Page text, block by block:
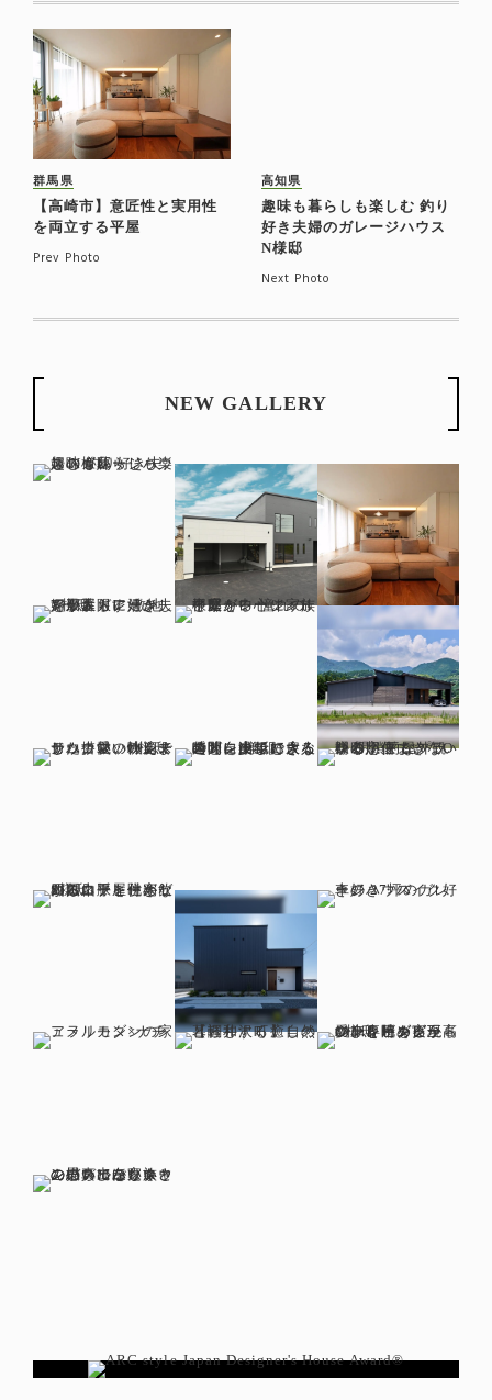
群馬県
【高崎市】意匠性と実用性
を両立する平屋
Prev Photo
高知県
趣味も暮らしも楽しむ 釣り
好き夫婦のガレージハウス
N様邸
Next Photo
NEW GALLERY